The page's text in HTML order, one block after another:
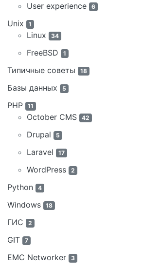
User experience 6
Unix 1
Linux 34
FreeBSD 1
Типичные советы 18
Базы данных 5
PHP 11
October CMS 42
Drupal 5
Laravel 17
WordPress 2
Python 4
Windows 18
ГИС 2
GIT 7
EMC Networker 3